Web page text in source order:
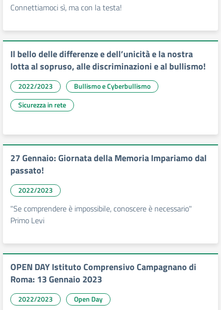
Connettiamoci sì, ma con la testa!
Il bello delle differenze e dell’unicità e la nostra
lotta al sopruso, alle discriminazioni e al bullismo!
2022/2023
Bullismo e Cyberbullismo
Sicurezza in rete
27 Gennaio: Giornata della Memoria Impariamo dal
passato!
2022/2023
"Se comprendere è impossibile, conoscere è necessario"
Primo Levi
OPEN DAY Istituto Comprensivo Campagnano di
Roma: 13 Gennaio 2023
2022/2023 Open Day